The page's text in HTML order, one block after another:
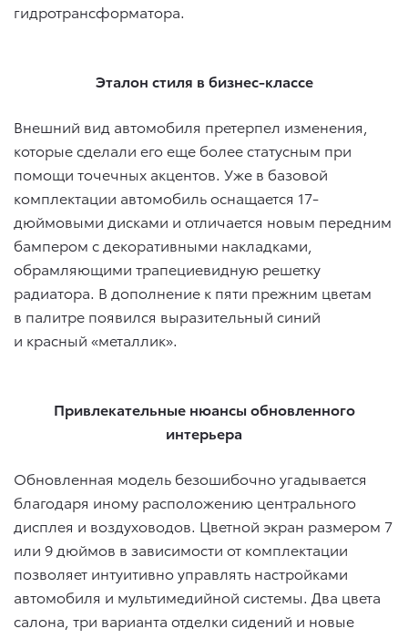
гидротрансформатора.
Эталон стиля в бизнес-классе
Внешний вид автомобиля претерпел изменения,
которые сделали его еще более статусным при
помощи точечных акцентов. Уже в базовой
комплектации автомобиль оснащается 17-
дюймовыми дисками и отличается новым передним
бампером с декоративными накладками,
обрамляющими трапециевидную решетку
радиатора. В дополнение к пяти прежним цветам
в палитре появился выразительный синий
и красный «металлик».
Привлекательные нюансы обновленного
интерьера
Обновленная модель безошибочно угадывается
благодаря иному расположению центрального
дисплея и воздуховодов. Цветной экран размером 7
или 9 дюймов в зависимости от комплектации
позволяет интуитивно управлять настройками
автомобиля и мультимедийной системы. Два цвета
салона, три варианта отделки сидений и новые